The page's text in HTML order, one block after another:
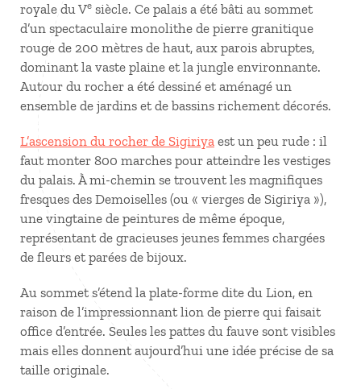
royale du Ve siècle. Ce palais a été bâti au sommet
d’un spectaculaire monolithe de pierre granitique
rouge de 200 mètres de haut, aux parois abruptes,
dominant la vaste plaine et la jungle environnante.
Autour du rocher a été dessiné et aménagé un
ensemble de jardins et de bassins richement décorés.
L’ascension du rocher de Sigiriya est un peu rude : il
faut monter 800 marches pour atteindre les vestiges
du palais. À mi-chemin se trouvent les magnifiques
fresques des Demoiselles (ou « vierges de Sigiriya »),
une vingtaine de peintures de même époque,
représentant de gracieuses jeunes femmes chargées
de fleurs et parées de bijoux.
Au sommet s’étend la plate-forme dite du Lion, en
raison de l’impressionnant lion de pierre qui faisait
office d’entrée. Seules les pattes du fauve sont visibles
mais elles donnent aujourd’hui une idée précise de sa
taille originale.